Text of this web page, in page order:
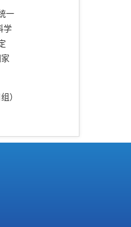
一
学
）